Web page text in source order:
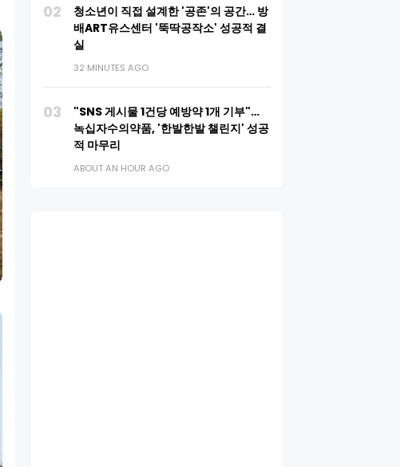
02
청소년이 직접 설계한 '공존'의 공간… 방
배ART유스센터 '뚝딱공작소' 성공적 결
실
32 MINUTES AGO
03
"SNS 게시물 1건당 예방약 1개 기부"…
녹십자수의약품, '한발한발 챌린지' 성공
적 마무리
ABOUT AN HOUR AGO